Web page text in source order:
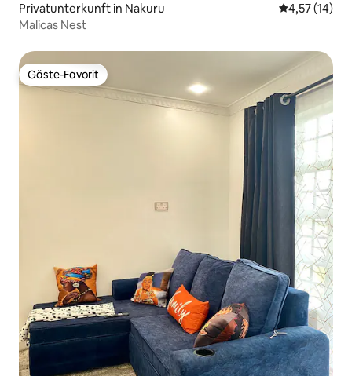
Privatunterkunft in Nakuru
4,57 (14)
Malicas Nest
Gäste-Favorit
Gäste-Favorit